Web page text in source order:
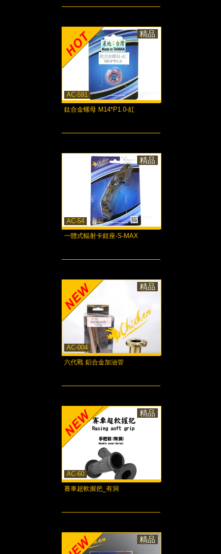
AC-591
精品
鈦合金螺母 M14*P1.0-紅
AC-54
精品
一體式輻射卡鉗座-S-MAX
AC-004
精品
六代戰 鋁合金加油管
AC-60
精品
賽車超軟握把_有洞
精品